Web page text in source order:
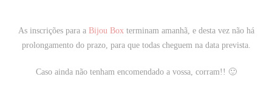
As inscrições para a Bijou Boxterminam amanhã, e desta vez não há
prolongamento do prazo, para que todas cheguem na data prevista.
Caso ainda não tenham encomendado a vossa, corram!! 🙂